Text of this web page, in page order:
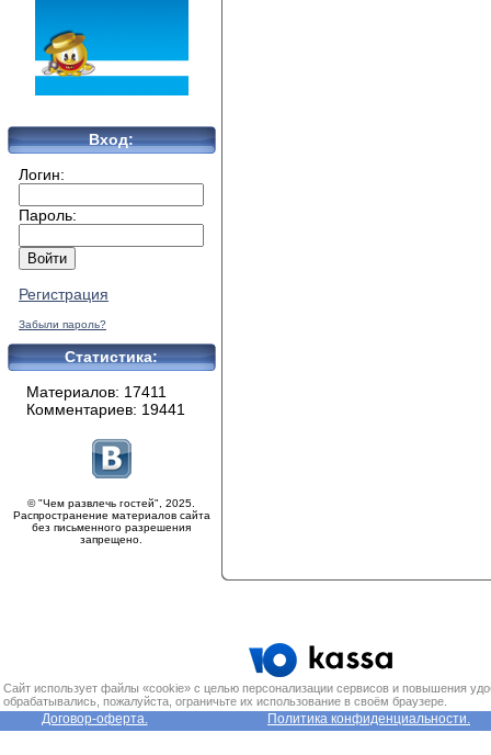
Вход:
Логин:
Пароль:
Регистрация
Забыли пароль?
Статистика:
Материалов: 17411
Комментариев: 19441
© "Чем развлечь гостей", 2025.
Распространение материалов сайта
без письменного разрешения
запрещено.
Сайт использует файлы «cookie» с целью персонализации сервисов и повышения
обрабатывались, пожалуйста, ограничьте их использование в своём браузере.
Договор-оферта. Политика конфиденциальности.